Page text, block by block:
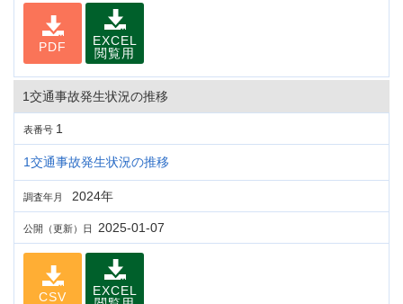
PDF
EXCEL
閲覧用
1交通事故発生状況の推移
表番号 1
1交通事故発生状況の推移
調査年月 2024年
公開（更新）日 2025-01-07
CSV
EXCEL